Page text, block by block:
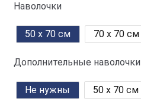
Наволочки
50 x 70 см 70 x 70 см
Дополнительные наволочки
Не нужны 50 x 70 см